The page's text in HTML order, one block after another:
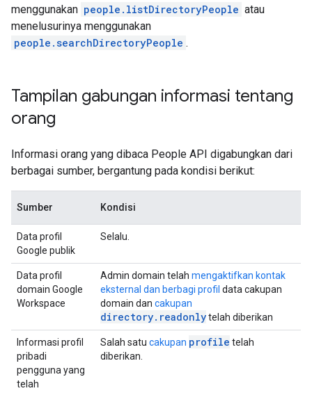
menggunakan people.listDirectoryPeople atau
menelusurinya menggunakan
people.searchDirectoryPeople .
Tampilan gabungan informasi tentang
orang
Informasi orang yang dibaca People API digabungkan dari
berbagai sumber, bergantung pada kondisi berikut:
Sumber Kondisi
Data profil
Google publik
Selalu.
Data profil
domain Google
Workspace
Admin domain telah mengaktifkan kontak
eksternal dan berbagi profil data cakupan
domain dan cakupan
directory.readonlytelah diberikan
Informasi profil
pribadi
pengguna yang
telah
Salah satu cakupan profile telah
diberikan.